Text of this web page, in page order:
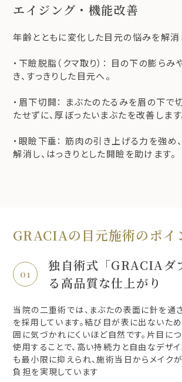
エイジング・機能改善
年齢とともに変化した目元の悩みを解消
・下瞼脱脂（クマ取り）： 目の下の膨らみ
き、すっきりした目元へ。
・眉下切開： まぶたのたるみを眉の下で
たせずに、厚ぼったいまぶたを改善します
・眼瞼下垂： 筋肉の引き上げる力を強め
解消し、はっきりとした開瞼を助けます。
GRACIAの目元施術のポイ
独自術式「GRACIAダ
る高品質な仕上がり
当院の二重術では、まぶたの表面に針を通
を採用しています。結び目が表に出ないた
囲に気づかれにくいほど自然です。片目に
使用することで、高い持続力と自由なデザ
も最小限に抑えられ、施術当日からメイク
負担を実現しています